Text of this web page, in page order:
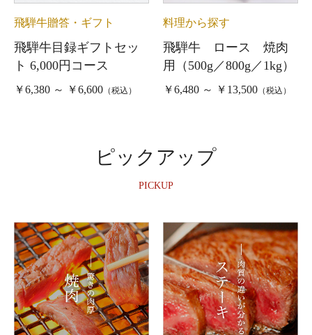
飛騨牛贈答・ギフト
飛騨牛目録ギフトセッ
ト 6,000円コース
￥6,380 ～ ￥6,600 （税込）
料理から探す
飛騨牛 ロース 焼肉
用（500g／800g／1kg）
￥6,480 ～ ￥13,500 （税込）
ピックアップ
PICKUP